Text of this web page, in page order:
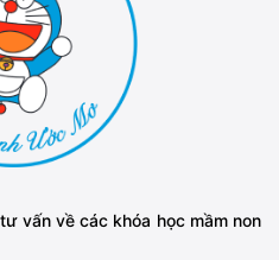
vấn về các khóa học mầm non